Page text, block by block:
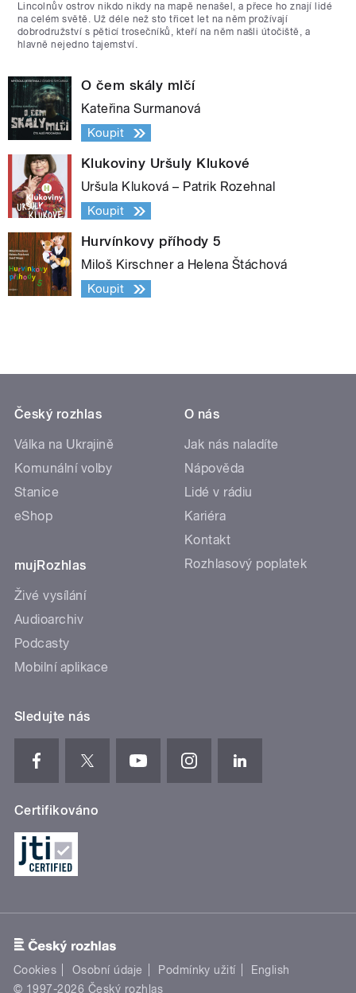
Lincolnův ostrov nikdo nikdy na mapě nenašel, a přece ho znají lidé
na celém světě. Už déle než sto třicet let na něm prožívají
dobrodružství s pěticí trosečníků, kteří na něm našli útočiště, a
hlavně nejedno tajemství.
O čem skály mlčí
Kateřina Surmanová
Koupit
Klukoviny Uršuly Klukové
Uršula Kluková – Patrik Rozehnal
Koupit
Hurvínkovy příhody 5
Miloš Kirschner a Helena Štáchová
Koupit
Český rozhlas
Válka na Ukrajině
Komunální volby
Stanice
eShop
mujRozhlas
Živé vysílání
Audioarchiv
Podcasty
Mobilní aplikace
O nás
Jak nás naladíte
Nápověda
Lidé v rádiu
Kariéra
Kontakt
Rozhlasový poplatek
Sledujte nás
Certifikováno
Cookies Osobní údaje Podmínky užití
English
© 1997-2026 Český rozhlas